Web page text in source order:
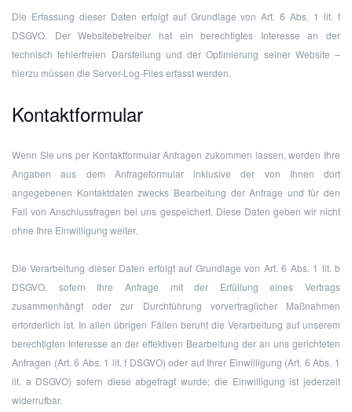
Die Erfassung dieser Daten erfolgt auf Grundlage von Art. 6 Abs. 1 lit. f
DSGVO. Der Websitebetreiber hat ein berechtigtes Interesse an der
technisch fehlerfreien Darstellung und der Optimierung seiner Website –
hierzu müssen die Server-Log-Files erfasst werden.
Kontaktformular
Wenn Sie uns per Kontaktformular Anfragen zukommen lassen, werden Ihre
Angaben aus dem Anfrageformular inklusive der von Ihnen dort
angegebenen Kontaktdaten zwecks Bearbeitung der Anfrage und für den
Fall von Anschlussfragen bei uns gespeichert. Diese Daten geben wir nicht
ohne Ihre Einwilligung weiter.
Die Verarbeitung dieser Daten erfolgt auf Grundlage von Art. 6 Abs. 1 lit. b
DSGVO, sofern Ihre Anfrage mit der Erfüllung eines Vertrags
zusammenhängt oder zur Durchführung vorvertraglicher Maßnahmen
erforderlich ist. In allen übrigen Fällen beruht die Verarbeitung auf unserem
berechtigten Interesse an der effektiven Bearbeitung der an uns gerichteten
Anfragen (Art. 6 Abs. 1 lit. f DSGVO) oder auf Ihrer Einwilligung (Art. 6 Abs. 1
lit. a DSGVO) sofern diese abgefragt wurde; die Einwilligung ist jederzeit
widerrufbar.